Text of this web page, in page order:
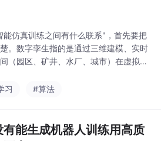
仿真训练之间有什么联系"，首先要把
。数字孪生指的是通过三维建模、实时
（园区、矿井、水厂、城市）在虚拟世
臂、四足机器狗、轮式巡检机器人）在
习 #算法
有能生成机器人训练用高质